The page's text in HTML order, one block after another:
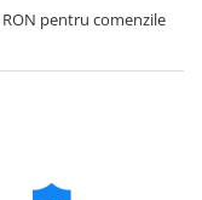
RON pentru comenzile